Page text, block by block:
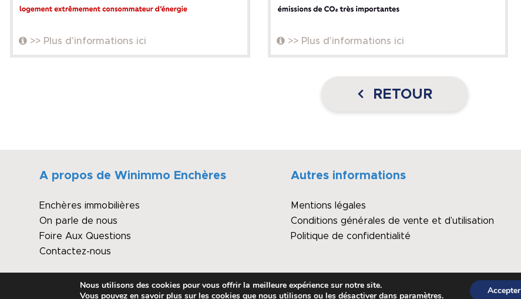
>> Plus d'informations ici >> Plus d'informations ici
RETOUR
A propos de Winimmo Enchères
Enchères immobilières
On parle de nous
Foire Aux Questions
Contactez-nous
Autres informations
Mentions légales
Conditions générales de vente et d’utilisation
Politique de confidentialité
© Copyright - Winimmo enchères
Nous utilisons des cookies pour vous offrir la meilleure expérience sur notre site.
Vous pouvez en savoir plus sur les cookies que nous utilisons ou les désactiver dans paramètres. Accepter